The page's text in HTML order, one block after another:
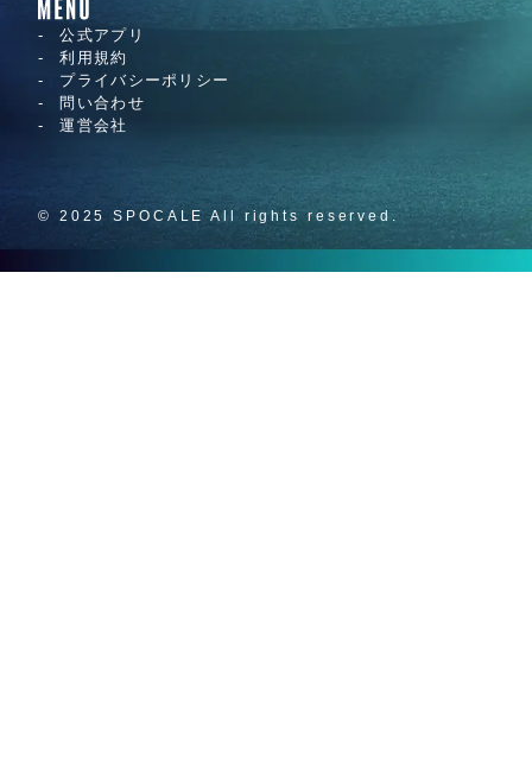
公式アプリ
利用規約
プライバシーポリシー
問い合わせ
運営会社
© 2025 SPOCALE All rights reserved.